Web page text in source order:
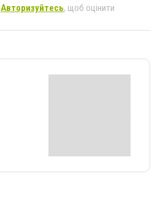
Авторизуйтесь, щоб оцінити